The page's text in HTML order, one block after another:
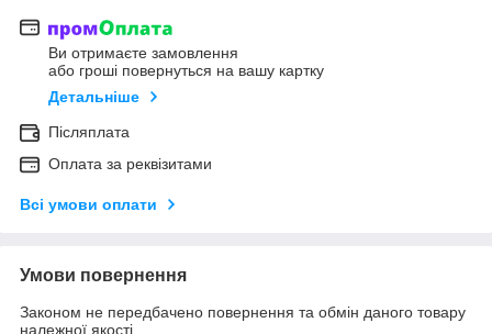
Ви отримаєте замовлення
або гроші повернуться на вашу картку
Детальніше
Післяплата
Оплата за реквізитами
Всі умови оплати
Умови повернення
Законом не передбачено повернення та обмін даного товару
належної якості